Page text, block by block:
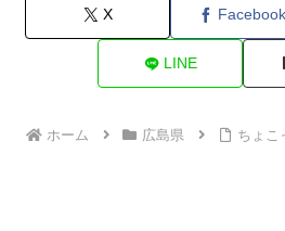
X Facebook
LINE
ホーム 広島県 ちょこ